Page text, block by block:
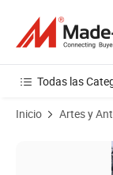
Todas las
Inicio Artes y
Imágenes de